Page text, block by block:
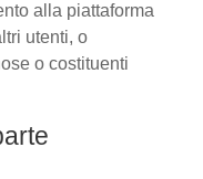
alla piattaforma
utenti, o
o costituenti